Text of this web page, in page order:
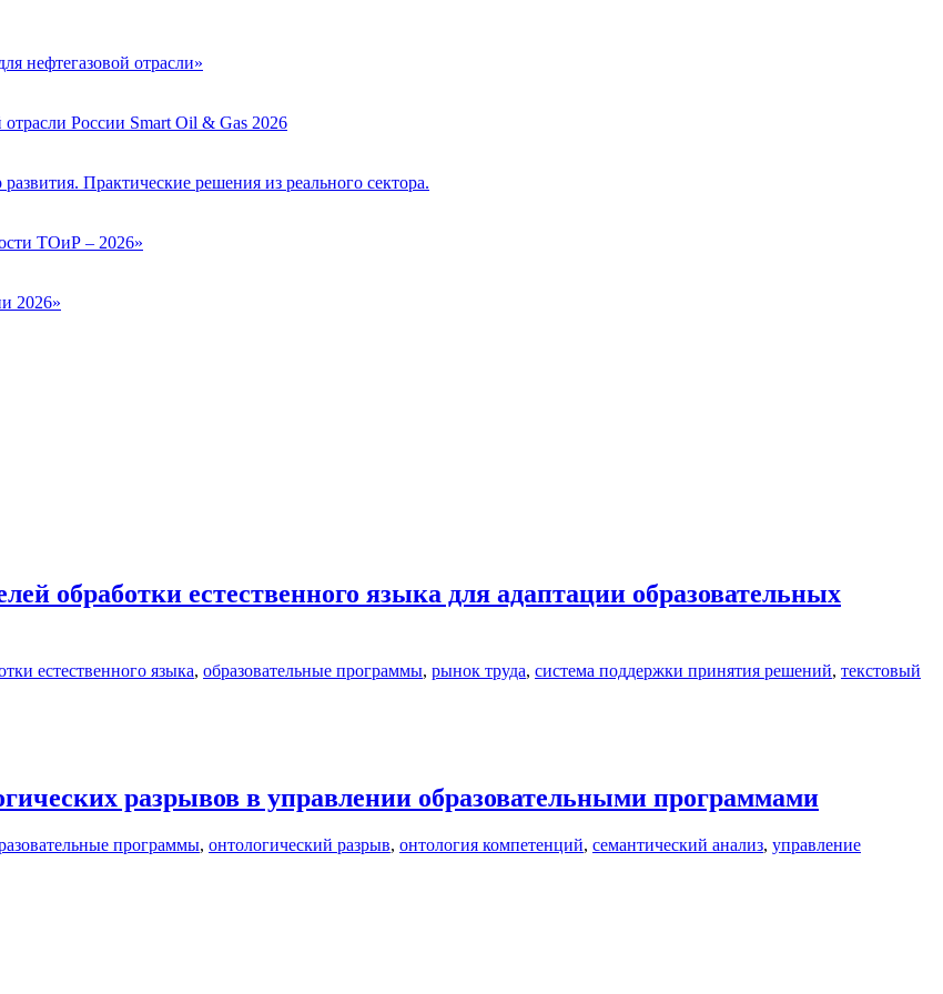
нефтегазовой отрасли»
России Smart Oil & Gas 2026
Практические решения из реального сектора.
ТОиР – 2026»
2026»
обработки естественного языка для адаптации образовательных
естественного языка, образовательные программы, рынок труда, система поддержки принятия решений, текстовый
разрывов в управлении образовательными программами
программы, онтологический разрыв, онтология компетенций, семантический анализ, управление